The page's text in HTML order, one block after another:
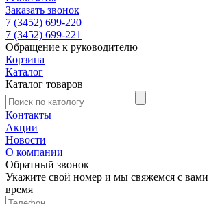
Заказать звонок
7 (3452) 699-220
7 (3452) 699-221
Обращение к руководителю
Корзина
Каталог
Каталог товаров
Контакты
Акции
Новости
О компании
Обратный звонок
Укажите свой номер и мы свяжемся с
время